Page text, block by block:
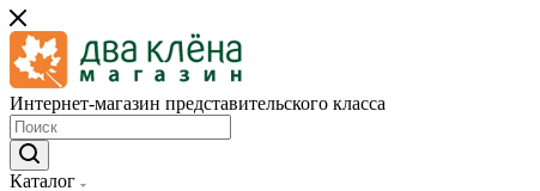
Интернет-магазин представительского класса
Каталог